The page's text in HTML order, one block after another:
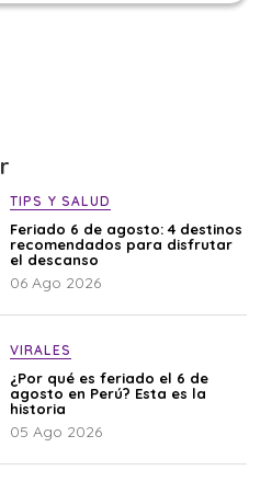
TIPS Y SALUD
Feriado 6 de agosto: 4 destinos
recomendados para disfrutar
el descanso
06 Ago 2026
VIRALES
¿Por qué es feriado el 6 de
agosto en Perú? Esta es la
historia
05 Ago 2026